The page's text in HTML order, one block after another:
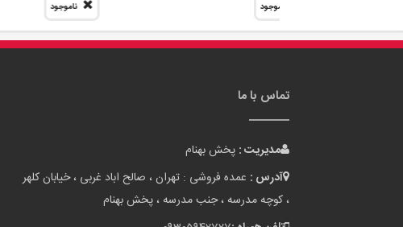
ناموجود ناموجود
تماس با ما
مدیریت : پخش بهنام
آدرس : عمده فروشی : تهران ، صالح اباد غربی ، خیابان کلهر
، کوچه مدرسه ، جنب مدرسه ، پخش بهنام